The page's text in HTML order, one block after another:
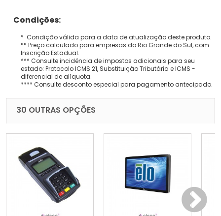
Condições:
* Condição válida para a data de atualização deste produto.
** Preço calculado para empresas do Rio Grande do Sul, com
Inscrição Estadual.
*** Consulte incidência de impostos adicionais para seu
estado: Protocolo ICMS 21, Substituição Tributária e ICMS -
diferencial de alíquota.
**** Consulte desconto especial para pagamento antecipado.
30 OUTRAS OPÇÕES